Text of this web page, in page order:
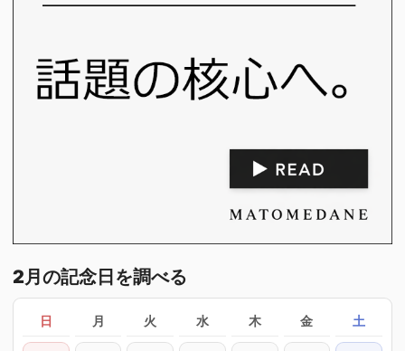
2月の記念日を調べる
日 月 火 水 木 金 土